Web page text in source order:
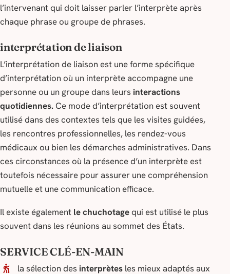
l’intervenant qui doit laisser parler l’interprète après
chaque phrase ou groupe de phrases.
interprétation de liaison
L’interprétation de liaison est une forme spécifique
d’interprétation où un interprète accompagne une
personne ou un groupe dans leurs interactions
quotidiennes.Ce mode d’interprétation est souvent
utilisé dans des contextes tels que les visites guidées,
les rencontres professionnelles, les rendez-vous
médicaux ou bien les démarches administratives. Dans
ces circonstances où la présence d’un interprète est
toutefois nécessaire pour assurer une compréhension
mutuelle et une communication efficace.
Il existe également le chuchotagequi est utilisé le plus
souvent dans les réunions au sommet des États.
SERVICE CLÉ-EN-MAIN
la sélection des interprètesles mieux adaptés aux